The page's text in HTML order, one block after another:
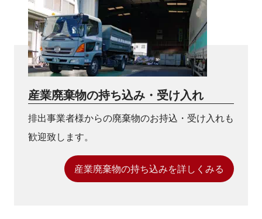
産業廃棄物の持ち込み・受け入れ
排出事業者様からの廃棄物のお持込・受け入れも
歓迎致します。
産業廃棄物の持ち込みを詳しくみる